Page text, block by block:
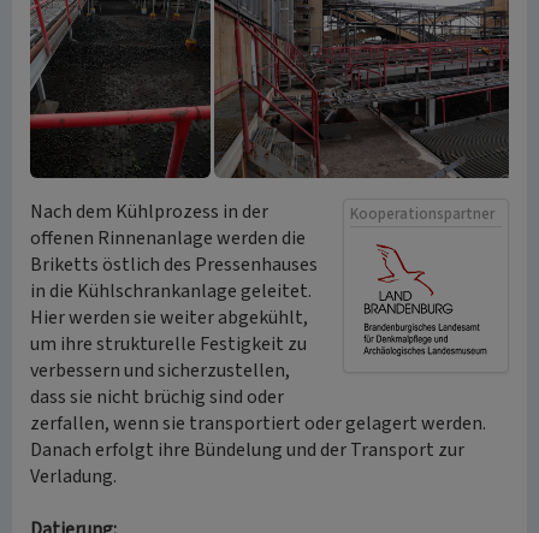
Kooperationspartner
Nach dem Kühlprozess in der
offenen Rinnenanlage werden die
Briketts östlich des Pressenhauses
in die Kühlschrankanlage geleitet.
Hier werden sie weiter abgekühlt,
um ihre strukturelle Festigkeit zu
verbessern und sicherzustellen,
dass sie nicht brüchig sind oder
zerfallen, wenn sie transportiert oder gelagert werden.
Danach erfolgt ihre Bündelung und der Transport zur
Verladung.